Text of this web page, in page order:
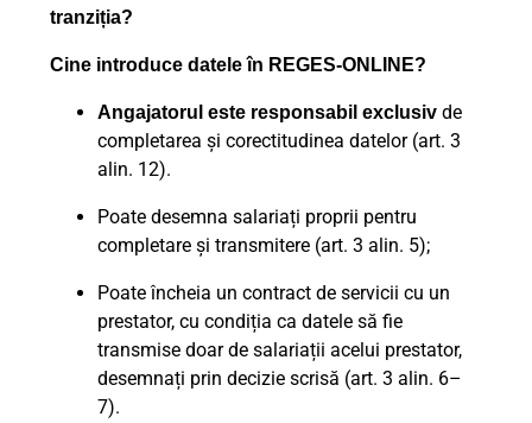
tranziția?
Cine introduce datele în REGES-ONLINE?
Angajatorul este responsabil exclusiv de
completarea și corectitudinea datelor (art. 3
alin. 12).
Poate desemna salariați proprii pentru
completare și transmitere (art. 3 alin. 5);
Poate încheia un contract de servicii cu un
prestator, cu condiția ca datele să fie
transmise doar de salariații acelui prestator,
desemnați prin decizie scrisă (art. 3 alin. 6–
7).